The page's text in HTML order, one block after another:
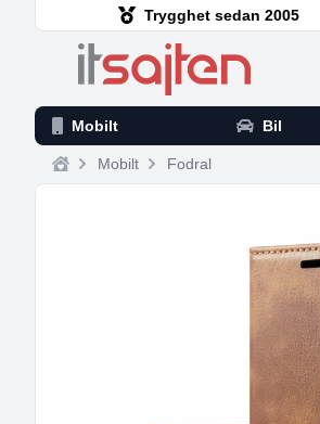
Trygghet sedan 2005
Mobilt Bil
Home
Mobilt Fodral